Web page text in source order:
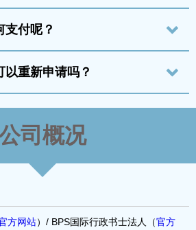
支付呢？
重新申请吗？
司概况
方网站）/ BPS国际行政书士法人（官方